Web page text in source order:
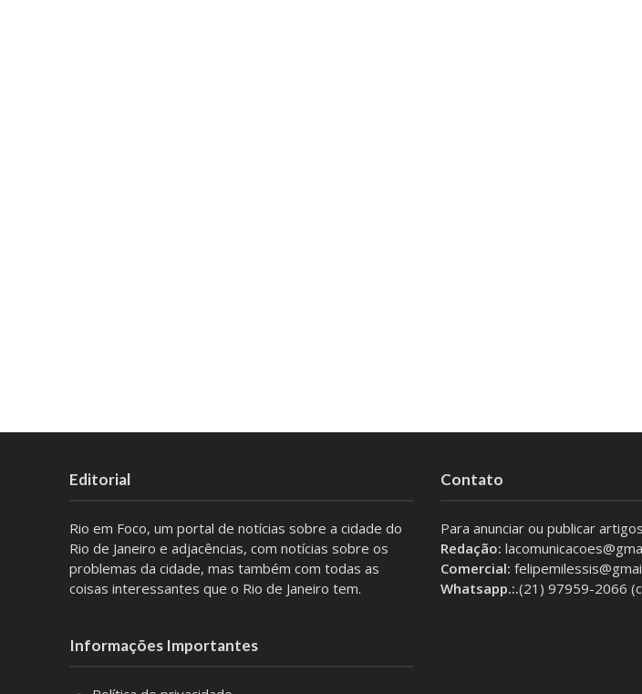
Editorial
Rio em Foco, um portal de notícias sobre a cidade do
Rio de Janeiro e adjacências, com notícias sobre os
problemas da cidade, mas também com todas as
coisas interessantes que o Rio de Janeiro tem.
Informações Importantes
Contato
Para anunciar ou publicar
Redação:
Comercial:
Whatsapp.:.(21) 97959-2066